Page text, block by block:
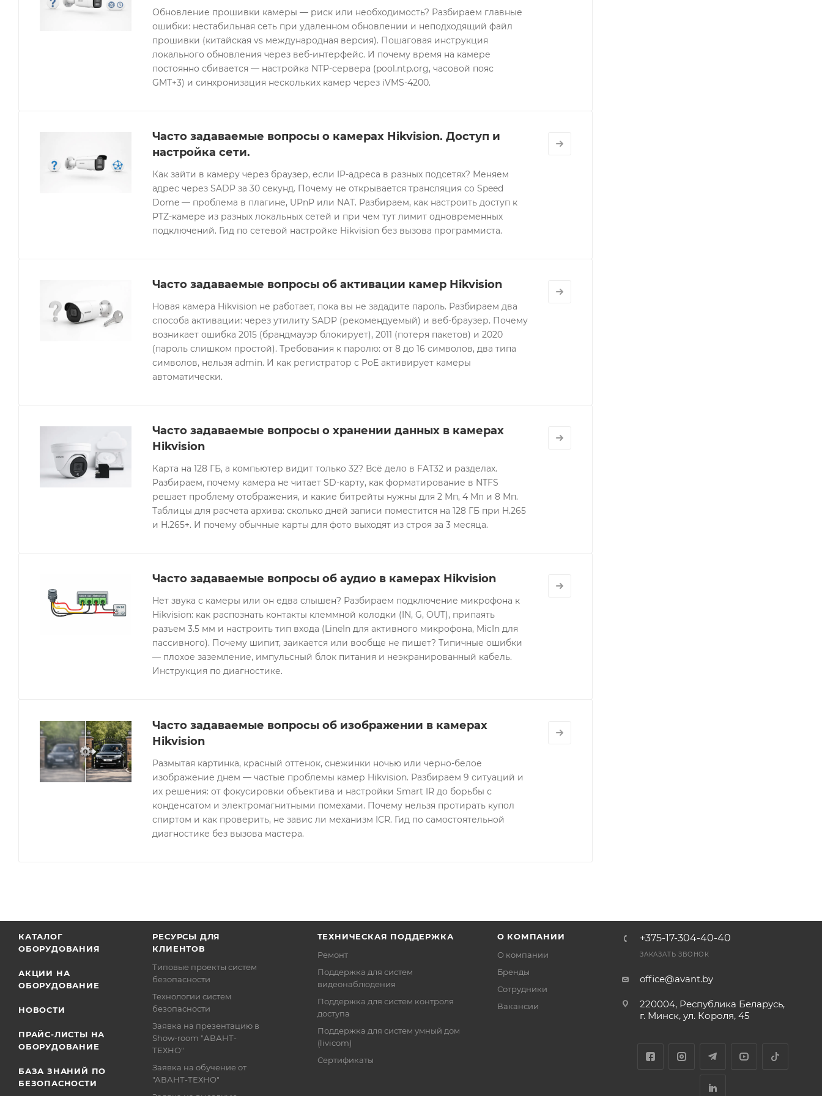
Обновление прошивки камеры — риск или необходимость? Разбираем главные
ошибки: нестабильная сеть при удаленном обновлении и неподходящий файл
прошивки (китайская vs международная версия). Пошаговая инструкция
локального обновления через веб-интерфейс. И почему время на камере
постоянно сбивается — настройка NTP-сервера (pool.ntp.org, часовой пояс
GMT+3) и синхронизация нескольких камер через iVMS-4200.
Часто задаваемые вопросы о камерах Hikvision. Доступ и
настройка сети.
Как зайти в камеру через браузер, если IP-адреса в разных подсетях? Меняем
адрес через SADP за 30 секунд. Почему не открывается трансляция со Speed
Dome — проблема в плагине, UPnP или NAT. Разбираем, как настроить доступ к
PTZ-камере из разных локальных сетей и при чем тут лимит одновременных
подключений. Гид по сетевой настройке Hikvision без вызова программиста.
Часто задаваемые вопросы об активации камер Hikvision
Новая камера Hikvision не работает, пока вы не зададите пароль. Разбираем два
способа активации: через утилиту SADP (рекомендуемый) и веб-браузер. Почему
возникает ошибка 2015 (брандмауэр блокирует), 2011 (потеря пакетов) и 2020
(пароль слишком простой). Требования к паролю: от 8 до 16 символов, два типа
символов, нельзя admin. И как регистратор с PoE активирует камеры
автоматически.
Часто задаваемые вопросы о хранении данных в камерах
Hikvision
Карта на 128 ГБ, а компьютер видит только 32? Всё дело в FAT32 и разделах.
Разбираем, почему камера не читает SD-карту, как форматирование в NTFS
решает проблему отображения, и какие битрейты нужны для 2 Мп, 4 Мп и 8 Мп.
Таблицы для расчета архива: сколько дней записи поместится на 128 ГБ при H.265
и H.265+. И почему обычные карты для фото выходят из строя за 3 месяца.
Часто задаваемые вопросы об аудио в камерах Hikvision
Нет звука с камеры или он едва слышен? Разбираем подключение микрофона к
Hikvision: как распознать контакты клеммной колодки (IN, G, OUT), припаять
разъем 3.5 мм и настроить тип входа (LineIn для активного микрофона, MicIn для
пассивного). Почему шипит, заикается или вообще не пишет? Типичные ошибки
— плохое заземление, импульсный блок питания и неэкранированный кабель.
Инструкция по диагностике.
Часто задаваемые вопросы об изображении в камерах
Hikvision
Размытая картинка, красный оттенок, снежинки ночью или черно-белое
изображение днем — частые проблемы камер Hikvision. Разбираем 9 ситуаций и
их решения: от фокусировки объектива и настройки Smart IR до борьбы с
конденсатом и электромагнитными помехами. Почему нельзя протирать купол
спиртом и как проверить, не завис ли механизм ICR. Гид по самостоятельной
диагностике без вызова мастера.
КАТАЛОГ
ОБОРУДОВАНИЯ
АКЦИИ НА
ОБОРУДОВАНИЕ
НОВОСТИ
ПРАЙС-ЛИСТЫ НА
ОБОРУДОВАНИЕ
БАЗА ЗНАНИЙ ПО
БЕЗОПАСНОСТИ
РЕСУРСЫ ДЛЯ
КЛИЕНТОВ
Типовые проекты систем
безопасности
Технологии систем
безопасности
Заявка на презентацию в
Show-room "АВАНТ-
ТЕХНО"
Заявка на обучение от
"АВАНТ-ТЕХНО"
ТЕХНИЧЕСКАЯ ПОДДЕРЖКА
Ремонт
Поддержка для систем
видеонаблюдения
Поддержка для систем контроля
доступа
Поддержка для систем умный дом
(livicom)
Сертификаты
О КОМПАНИИ
О компании
Бренды
Сотрудники
Вакансии
+375-17-304-40-40
ЗАКАЗАТЬ ЗВОНОК
office@avant.by
220004, Республика Беларусь,
г. Минск, ул. Короля, 45